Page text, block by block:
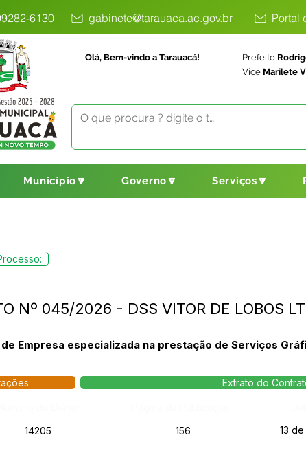
6130 gabinete@tarauaca.ac.gov.br Portal
Olá, Bem-vindo a Tarauacá! Prefeito
Vice Marilete
Município🔽 Governo🔽 Serviços🔽
Nº 045/2026 - DSS VITOR DE LOBOS
Empresa especializada na prestação de Serviços
Extrato do
14205
156 13